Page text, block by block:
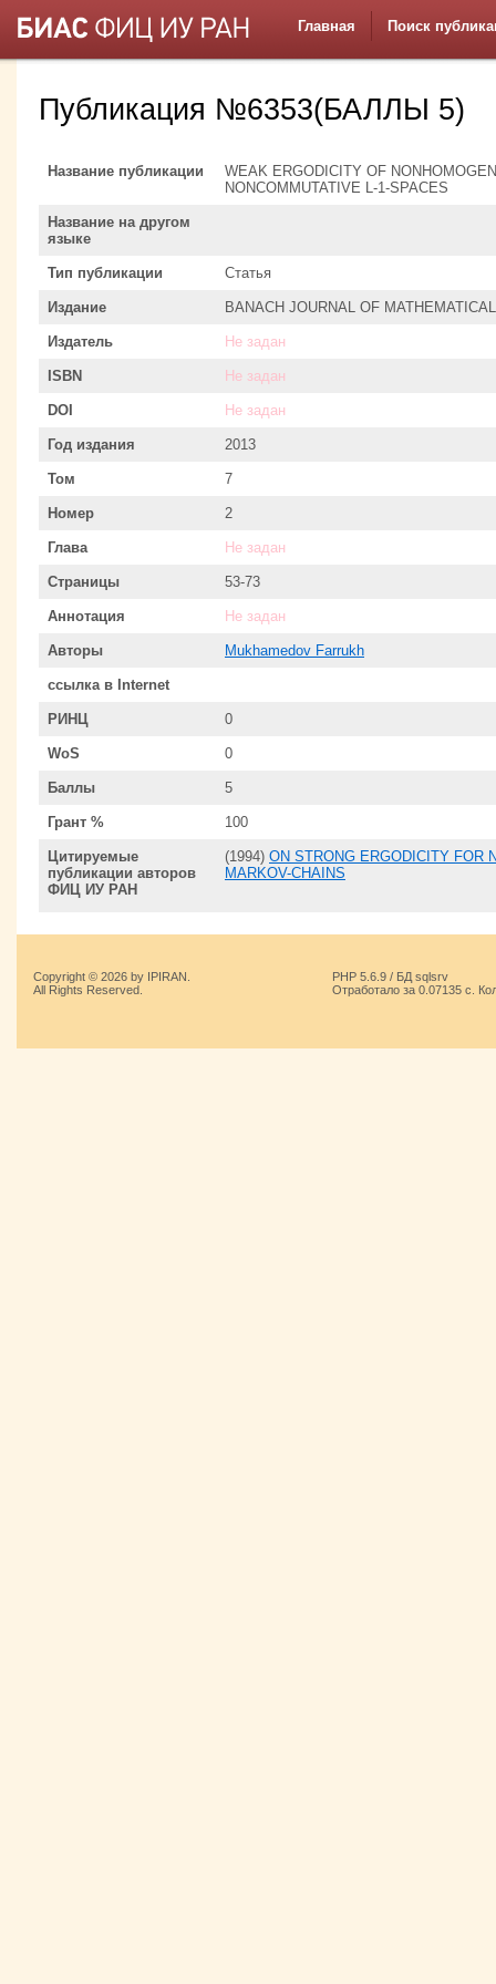
Главная Поиск
Публикация №6353(БАЛЛЫ 5)
Название публикации
WEAK ERGODICITY OF
NONCOMMUTATIVE L-1-SPACES
Название на другом
языке
Тип публикации Статья
Издание BANACH JOURNAL OF
Издатель Не задан
ISBN Не задан
DOI Не задан
Год издания 2013
Том 7
Номер 2
Глава Не задан
Страницы 53-73
Аннотация Не задан
Авторы Mukhamedov Farrukh
ссылка в Internet
РИНЦ 0
WoS 0
Баллы 5
Грант % 100
Цитируемые
публикации авторов
ФИЦ ИУ РАН
(1994) ON STRONG ERGODICITY FOR
MARKOV-CHAINS
Copyright © 2026 by IPIRAN.
All Rights Reserved.
PHP 5.6.9 / БД sqlsrv
Отработало за 0.07135 с.